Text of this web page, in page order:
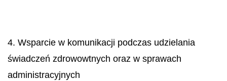
4. Wsparcie w komunikacji podczas udzielania
świadczeń zdrowowtnych oraz w sprawach
administracyjnych